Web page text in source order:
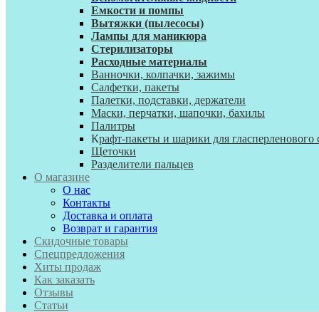
Емкости и помпы
Вытяжки (пылесосы)
Лампы для маникюра
Стерилизаторы
Расходные материалы
Ванночки, колпачки, зажимы
Салфетки, пакеты
Палетки, подставки, держатели
Маски, перчатки, шапочки, бахилы
Палитры
Крафт-пакеты и шарики для гласперленового
Щеточки
Разделители пальцев
О магазине
О нас
Контакты
Доставка и оплата
Возврат и гарантия
Скидочные товары
Спецпредложения
Хиты продаж
Как заказать
Отзывы
Статьи